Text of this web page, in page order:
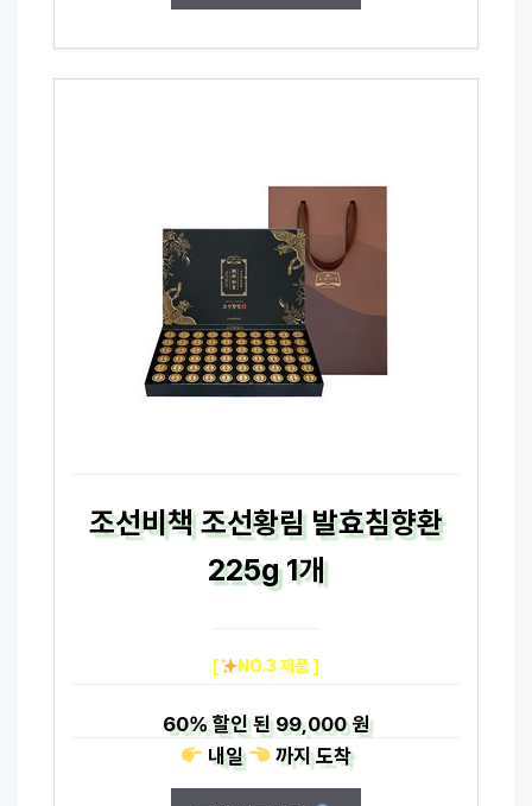
조선비책 조선황림 발효침향환
225g 1개
[ NO.3 제품 ]
60%할인 된99,000 원
내일
까지도착